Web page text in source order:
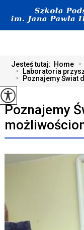
Jesteś tutaj: Home >
> Laboratoria
> Poznajemy Świat
Poznajemy